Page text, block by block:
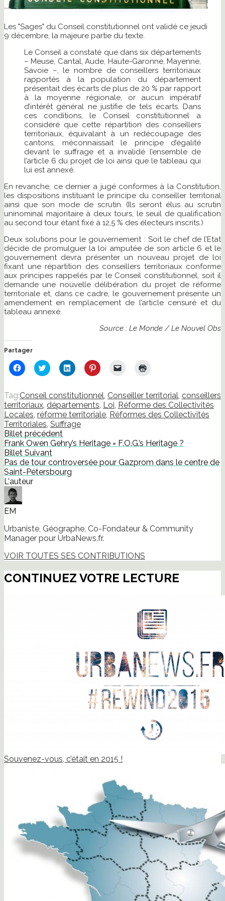
Les "Sages" du Conseil constitutionnel ont validé ce jeudi
9 décembre, la majeure partie du texte.
Le Conseil a constaté que dans six départements
– Meuse, Cantal, Aude, Haute-Garonne, Mayenne,
Savoie –, le nombre de conseillers territoriaux
rapportés à la population du département
présentait des écarts de plus de 20 % par rapport
à la moyenne régionale, or aucun impératif
d’intérêt général ne justifie de tels écarts. Dans
ces conditions, le Conseil constitutionnel a
considéré que cette répartition des conseillers
territoriaux, équivalant à un redécoupage des
cantons, méconnaissait le principe d’égalité
devant le suffrage et a invalidé l’ensemble de
l’article 6 du projet de loi ainsi que le tableau qui
lui est annexé.
En revanche, ce dernier a jugé conformes à la Constitution,
les dispositions instituant le principe du conseiller territorial
ainsi que son mode de scrutin. (Ils seront élus au scrutin
uninominal majoritaire à deux tours, le seuil de qualification
au second tour étant fixé à 12,5 % des électeurs inscrits.)
Deux solutions pour le gouvernement : Soit le chef de l’Etat
décide de promulguer la loi amputée de son article 6 et le
gouvernement devra présenter un nouveau projet de loi
fixant une répartition des conseillers territoriaux conforme
aux principes rappelés par le Conseil constitutionnel, soit il
demande une nouvelle délibération du projet de réforme
territoriale et, dans ce cadre, le gouvernement présente un
amendement en remplacement de l’article censuré et du
tableau annexé.
Source : Le Monde / Le Nouvel Obs
Partager
Cliquez
pour
Facebook(ouvre
dans
une
nouvelle
fenêtre)
Cliquez
pour
Twitter(ouvre
dans
une
nouvelle
fenêtre)
Cliquez
pour
LinkedIn(ouvre
dans
une
nouvelle
fenêtre)
Cliquez
pour
Pinterest(ouvre
dans
une
nouvelle
fenêtre)
Cliquer
lien
par
e-
mail
à
dans
une
fenêtre)
une
nouvelle
fenêtre)
Tag:Conseil constitutionnel, Conseiller territorial, conseillers
territoriaux, départements, Loi, Réforme des Collectivités
Locales, réforme territoriale, Réformes des Collectivités
Territoriales, Suffrage
Billet précédent
Frank Owen Gehry’s Heritage = F.O.G.’s Heritage ?
Billet Suivant
Pas de tour controversée pour Gazprom dans le centre de
Saint-Pétersbourg
L'auteur
EM
Urbaniste, Géographe, Co-Fondateur & Community
Manager pour UrbaNews.fr.
VOIR TOUTES SES CONTRIBUTIONS
CONTINUEZ VOTRE LECTURE
Souvenez-vous, c’était en 2015 !